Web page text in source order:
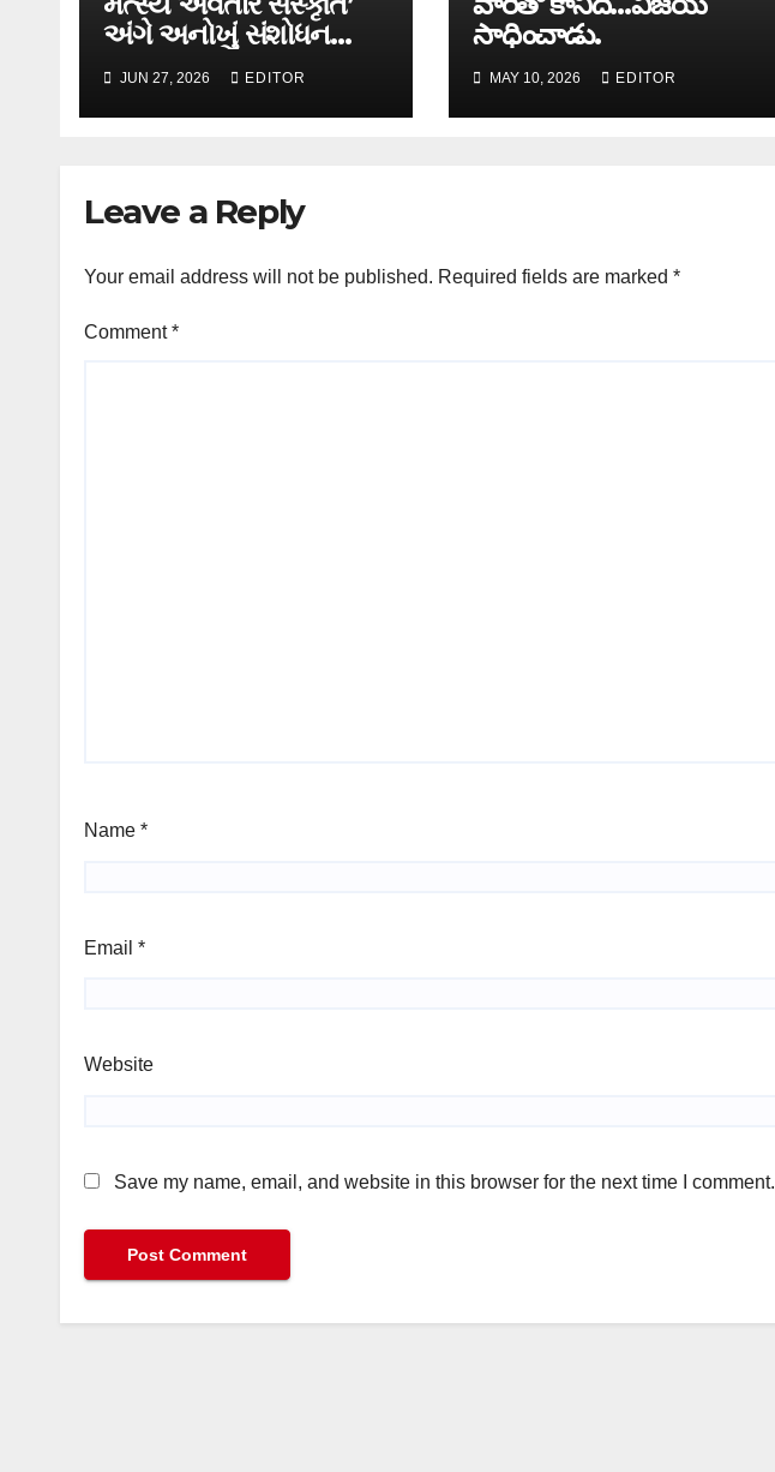
અંગે અનોખું સંશોધન
માળખું રજૂ
JUN 27, 2026 EDITOR
సాధించాడు.
MAY 10, 2026 EDITOR
Leave a Reply
Your email address will not be published. Required fields are marked *
Comment*
Name *
Email *
Website
Save my name, email, and website in this browser for the next time I comment.